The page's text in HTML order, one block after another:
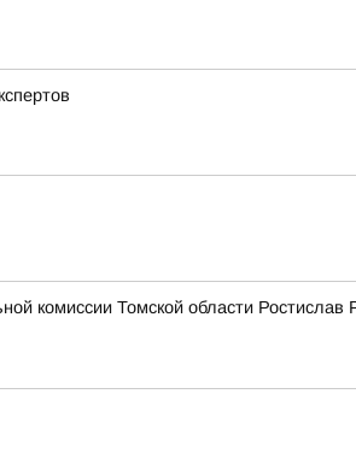
комиссии Томской области